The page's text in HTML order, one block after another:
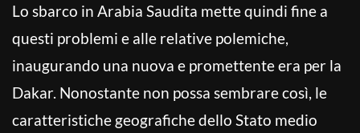
Lo sbarco in Arabia Saudita mette quindi fine a
questi problemi e alle relative polemiche,
inaugurando una nuova e promettente era per la
Dakar. Nonostante non possa sembrare così, le
caratteristiche geografiche dello Stato medio